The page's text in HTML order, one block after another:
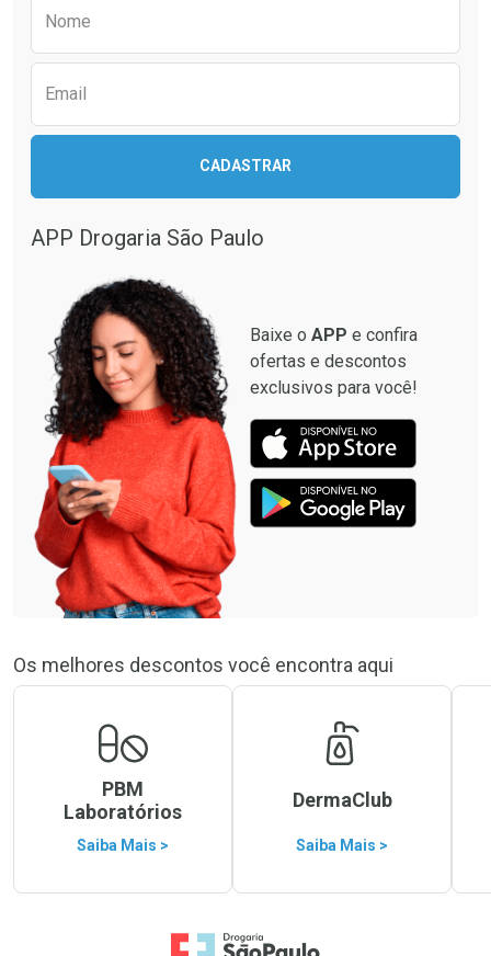
Nome
Email
CADASTRAR
APP Drogaria São Paulo
Baixe o APP e confira
ofertas e descontos
exclusivos para você!
Os melhores descontos você encontra aqui
PBM
Laboratórios
Saiba Mais >
DermaClub
Saiba Mais >
Ir para a Home